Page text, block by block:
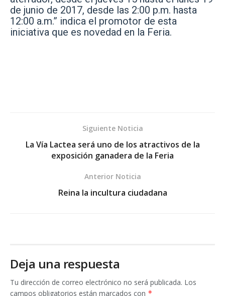
de junio de 2017, desde las 2:00 p.m. hasta
12:00 a.m.” indica el promotor de esta
iniciativa que es novedad en la Feria.
Siguiente Noticia
La Vía Lactea será uno de los atractivos de la
exposición ganadera de la Feria
Anterior Noticia
Reina la incultura ciudadana
Deja una respuesta
Tu dirección de correo electrónico no será publicada. Los
campos obligatorios están marcados con *